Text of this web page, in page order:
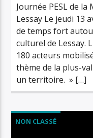
Journée PESL de la
Lessay Le jeudi 13
de temps fort
culturel de Lessay.
180 acteurs
thème de la plus-
un territoire. » […]
NON CLASSÉ